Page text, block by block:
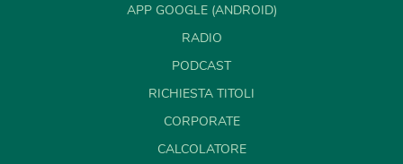
APP GOOGLE (ANDROID)
RADIO
PODCAST
RICHIESTA TITOLI
CORPORATE
CALCOLATORE